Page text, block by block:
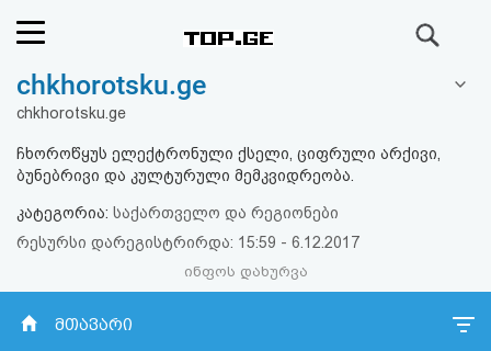
რეიტინგი
კითხვა-
პასუხი
chkhorotsku.ge
chkhorotsku.ge
ჩხოროწყუს ელექტრონული ქსელი, ციფრული არქივი,
ბუნებრივი და კულტურული მემკვიდრეობა.
კატეგორია: საქართველო და რეგიონები
რესურსი დარეგისტრირდა: 15:59 - 6.12.2017
ინფოს დახურვა
მთავარი